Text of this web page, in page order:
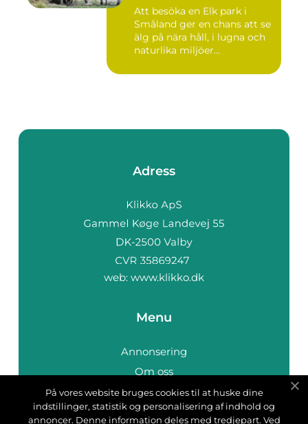
Att besöka en Elk park i
Småland ger en chans att se
älg på nära håll, i lugna och
naturlika miljöer...
Adress
web: www.klikko.dk
Menu
Annonsering
Om oss
Cookies
Kontakta oss
På vores website bruges cookies til at huske dine
indstillinger, statistik og personalisering af indhold og
annoncer. Denne information deles med tredjepart. Ved